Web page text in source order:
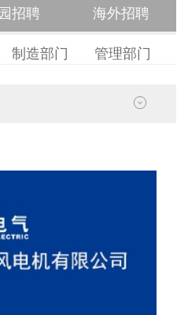
招聘 海外招聘
制造部门 管理部门